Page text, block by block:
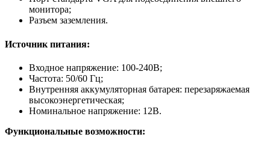
монитора;
Разъем заземления.
Источник питания:
Входное напряжение: 100-240В;
Частота: 50/60 Гц;
Внутренняя аккумуляторная батарея: перезаряжаемая
высокоэнергетическая;
Номинальное напряжение: 12В.
Функциональные возможности: